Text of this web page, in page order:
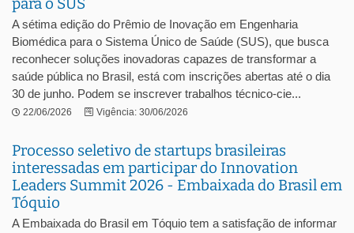
A sétima edição do Prêmio de Inovação em Engenharia
Biomédica para o Sistema Único de Saúde (SUS), que busca
reconhecer soluções inovadoras capazes de transformar a
saúde pública no Brasil, está com inscrições abertas até o dia
30 de junho. Podem se inscrever trabalhos técnico-cie...
22/06/2026 Vigência: 30/06/2026
Processo seletivo de startups brasileiras
interessadas em participar do Innovation
Leaders Summit 2026 - Embaixada do Brasil em
Tóquio
A Embaixada do Brasil em Tóquio tem a satisfação de informar